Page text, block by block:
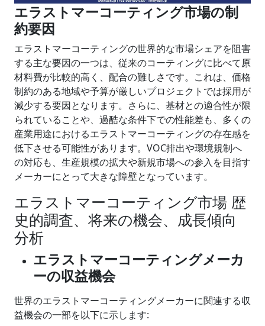
エラストマーコーティング市場の制
約要因
エラストマーコーティングの世界的な市場シェアを阻害
する主な要因の一つは、従来のコーティングに比べて原
材料費が比較的高く、配合の難しさです。これは、価格
制約のある地域や予算が厳しいプロジェクトでは採用が
減少する要因となります。さらに、基材との適合性が限
られていることや、過酷な条件下での性能差も、多くの
産業用途におけるエラストマーコーティングの存在感を
低下させる可能性があります。VOC排出や環境規制へ
の対応も、生産規模の拡大や新規市場への参入を目指す
メーカーにとって大きな障壁となっています。
エラストマーコーティング市場 歴
史的調査、将来の機会、成長傾向
分析
エラストマーコーティングメーカ
ーの収益機会
世界のエラストマーコーティングメーカーに関連する収
益機会の一部を以下に示します: